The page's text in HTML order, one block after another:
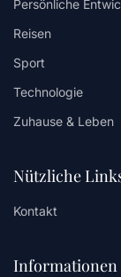
Persönliche
Reisen
Sport
Technologie
Zuhause & Leben
Nützliche
Kontakt
Informationen